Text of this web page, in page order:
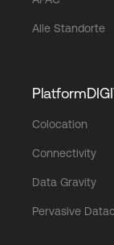
Alle Standorte
Colocation
Connectivity
Data Gravity
Pervasive